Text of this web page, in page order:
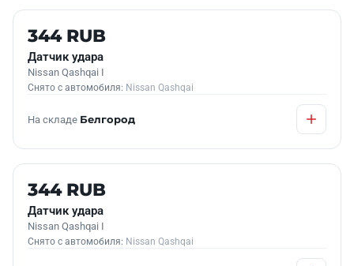
Б/У В НАЛИЧИИ
344 RUB
Датчик удара
Nissan Qashqai I
Снято с автомобиля: Nissan Qashqai
На складе Белгород
Б/У В НАЛИЧИИ
344 RUB
Датчик удара
Nissan Qashqai I
Снято с автомобиля: Nissan Qashqai